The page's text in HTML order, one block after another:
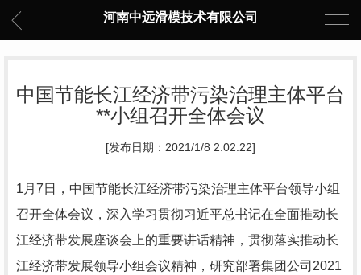
河南中远滑模技术有限公司
中国节能长江经济带污染治理主体平台
**小组召开全体会议
[发布日期：2021/1/8 2:02:22]
1月7日，中国节能长江经济带污染治理主体平台领导小组
召开全体会议，深入学习贯彻习近平总书记在全面推动长
江经济带发展座谈会上的重要讲话精神，贯彻落实推动长
江经济带发展领导小组会议精神，研究部署集团公司2021